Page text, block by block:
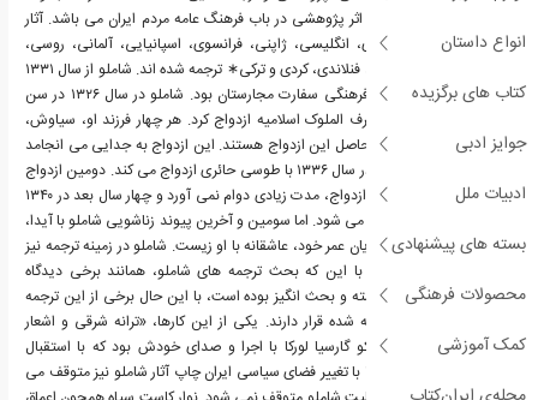
انواع داستان
کتاب های برگزیده
جوایز ادبی
ادبیات ملل
بسته های پیشنهادی
محصولات فرهنگی
کمک آموزشی
کتاب کوچه او بزرگ ترین اثر پژوهشی در باب فرهنگ عامه مردم ایران می باشد. آثار
وی به زبان های: سوئدی، انگلیسی، ژاپنی، فرانسوی، اسپانیایی، آلمانی، روسی،
ارمنی، هلندی، رومانیایی، فنلاندی، کردی و ترکی∗ ترجمه شده اند. شاملو از سال ۱۳۳۱
به مدت دو سال، مشاور فرهنگی سفارت مجارستان بود. شاملو در سال ۱۳۲۶ در سن
بیست و دو سالگی با اشرف الملوک اسلامیه ازدواج کرد. هر چهار فرزند او، سیاوش،
سامان، سیروس و ساقی حاصل این ازدواج هستند. این ازدواج به جدایی می انجامد
و شاملو پس از یک دهه در سال ۱۳۳۶ با طوسی حائری ازدواج می کند. دومین ازدواج
شاملو، همچون نخستین ازدواج، مدت زیادی دوام نمی آورد و چهار سال بعد در ۱۳۴۰
از همسر دوم خود نیز جدا می شود. اما سومین و آخرین پیوند زناشویی شاملو با آیدا،
در سال ۱۳۴۳ بود که تا پایان عمر خود، عاشقانه با او زیست. شاملو در زمینه ترجمه نیز
فعالیت های زیادی دارد. با این که بحث ترجمه های شاملو، همانند برخی دیدگاه
هایش، منتقدانی نیز داشته و بحث انگیز بوده است، با این حال برخی از این ترجمه
ها، در شمار آثاری شناخته شده قرار دارند. یکی از این کارها، «ترانه شرقی و اشعار
دیگر»، سروده های فدریکو گارسیا لورکا با اجرا و صدای خودش بود که با استقبال
فراوانی روبرو شد. از ۱۳۶۲ با تغییر فضای سیاسی ایران چاپ آثار شاملو نیز متوقف می